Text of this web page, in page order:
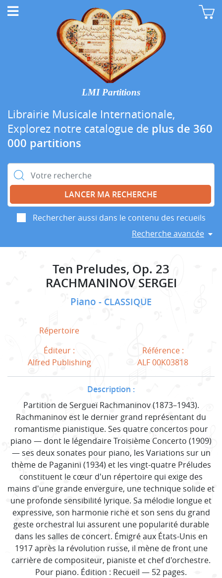
LMI Partitions
Librairie Musicale Internationale,
Explorez notre catalogue de plus de 360
000 partitions
Rechercher :
Rechercher aussi dans le contenu des recueils
Recherche avancée
Ten Preludes, Op. 23
RACHMANINOV SERGEI
Piano CLASSIQUE
Répertoire
Éditeur :
Alfred Publishing
Référence :
ALF 00K03818
Description :
Partition de Sergueï Rachmaninov (1873–1943).
Rachmaninov est le dernier grand représentant du
romantisme pianistique. Ses quatre concertos pour
piano — dont le légendaire Troisième Concerto (1909)
— ses deux sonates pour piano, les Variations sur un
thème de Paganini (1934) et les vingt-quatre Préludes
constituent le cœur d'un répertoire qui exige des
mains d'une grande envergure, une technique solide et
une profonde sensibilité lyrique. Sa mélodie longue et
expressive, son harmonie riche et son sens du grand
geste orchestral lui assurent une popularité durable
dans les salles de concert. Émigré aux États-Unis en
1917 après la révolution russe, il mène de front une
carrière de compositeur, pianiste et chef d'orchestre.
Pour piano. Édition : Recueil — 52 pages.